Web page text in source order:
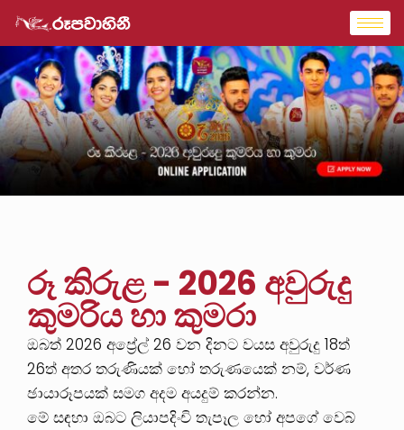
රූ කිරුළ - 2026 අවුරුදු
කුමරිය හා කුමරා
ඔබත් 2026 අප්‍රේල් 26 වන දිනට වයස අවුරුදු 18ත්
26ත් අතර තරුණියක් හෝ තරුණයෙක් නම්, වර්ණ
ඡායාරූපයක් සමග අදම අයදුම් කරන්න.
මේ සඳහා ඔබට ලියාපදිංචි තැපෑල හෝ අපගේ වෙබ්